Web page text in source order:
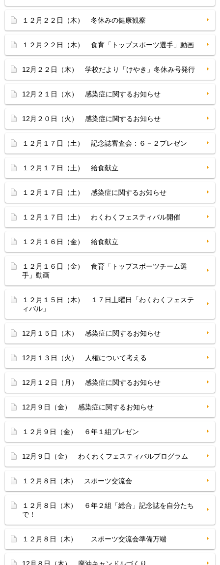
１２月２２日（木） 冬休みの健康観察
１２月２２日（木） 食育「トップスポーツ選手」動画
12月２２日（木） 学校だより「けやき」冬休み号発行
12月２１日（水） 感染症に関するお知らせ
12月２０日（火） 感染症に関するお知らせ
１２月１７日（土） 記念誌審査会：６－２プレゼン
１２月１７日（土） 給食献立
１２月１７日（土） 感染症に関するお知らせ
１２月１７日（土） わくわくフェスティバル開催
１２月１６日（金） 給食献立
１２月１６日（金） 食育「トップスポーツチーム選
手」動画
１２月１５日（木） １７日土曜日「わくわくフェステ
ィバル」
12月１５日（木） 感染症に関するお知らせ
12月１３日（火） 人権について考える
12月１２日（月） 感染症に関するお知らせ
12月９日（金） 感染症に関するお知らせ
１２月９日（金） ６年１組プレゼン
12月９日（金） わくわくフェスティバルプログラム
１２月８日（木） スポーツ交流会
１２月８日（木） ６年２組「総合」記念誌を自分たち
で！
１２月８日（木） スポーツ交流会準備万端